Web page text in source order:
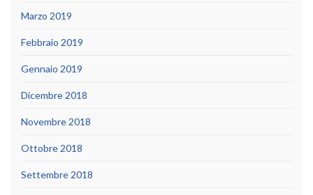
Marzo 2019
Febbraio 2019
Gennaio 2019
Dicembre 2018
Novembre 2018
Ottobre 2018
Settembre 2018